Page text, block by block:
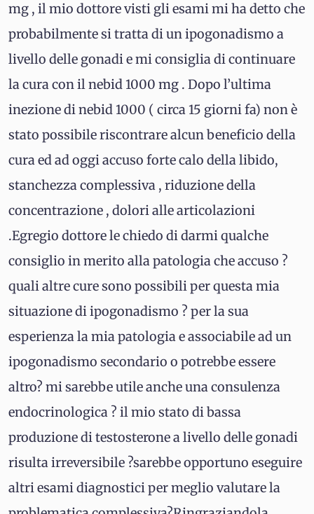
mg , il mio dottore visti gli esami mi ha detto che
probabilmente si tratta di un ipogonadismo a
livello delle gonadi e mi consiglia di continuare
la cura con il nebid 1000 mg . Dopo l’ultima
inezione di nebid 1000 ( circa 15 giorni fa) non è
stato possibile riscontrare alcun beneficio della
cura ed ad oggi accuso forte calo della libido,
stanchezza complessiva , riduzione della
concentrazione , dolori alle articolazioni
.Egregio dottore le chiedo di darmi qualche
consiglio in merito alla patologia che accuso ?
quali altre cure sono possibili per questa mia
situazione di ipogonadismo ? per la sua
esperienza la mia patologia e associabile ad un
ipogonadismo secondario o potrebbe essere
altro? mi sarebbe utile anche una consulenza
endocrinologica ? il mio stato di bassa
produzione di testosterone a livello delle gonadi
risulta irreversibile ?sarebbe opportuno eseguire
altri esami diagnostici per meglio valutare la